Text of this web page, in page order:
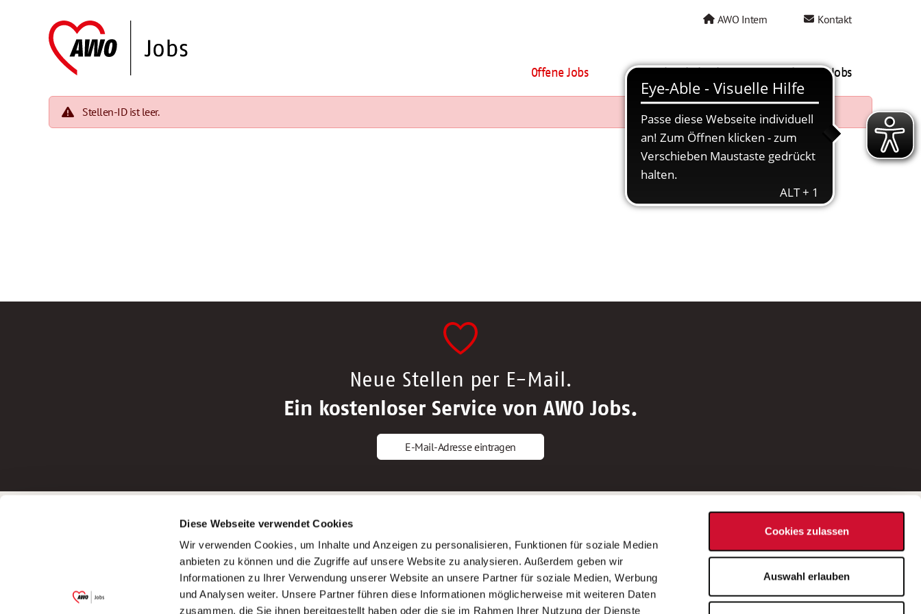
Diese Webseite verwendet Cookies
Wir verwenden Cookies, um Inhalte und Anzeigen zu personalisieren, Funktionen für soziale Medien
anbieten zu können und die Zugriffe auf unsere Website zu analysieren. Außerdem geben wir
Informationen zu Ihrer Verwendung unserer Website an unsere Partner für soziale Medien, Werbung
und Analysen weiter. Unsere Partner führen diese Informationen möglicherweise mit weiteren Daten
zusammen, die Sie ihnen bereitgestellt haben oder die sie im Rahmen Ihrer Nutzung der Dienste
Cookies zulassen
Auswahl erlauben
AWO Intern Kontakt
Offene Jobs AWO als Arbeitgeber Mein AWO Jobs
Stellen-ID ist leer.
Neue Stellen per E-Mail.
Ein kostenloser Service von AWO Jobs.
E-Mail-Adresse eintragen
Garitz Bewirtschaftungsbetriebe GmbH
(Ein Tochterunternehmen des AWO
Bezirksverbandes Unterfranken e.V.)
Bewerbungstipps
Bewerbung als Altenpfleger*in
Bewerbung als Krankenpfleger*in
Bewerbung als Altenpflegehelfer*in
Bewerbung als Erzieher*in
AWO Gliederungen nach Bundesland
Stellenangebote nach Bundesländern
Sitemap
Impressum
Datenschutz
Bei Fragen zu einer Stellenausschreibung
wenden Sie sich bitte an die*den in der
Stellenausschreibung genannte*n